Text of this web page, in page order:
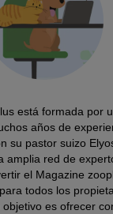
está formada por
años de
su pastor suizo
amplia red de
el Magazine
todos los
es ofrecer